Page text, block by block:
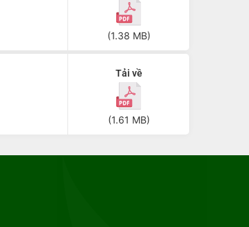
(1.38 MB)
Tải về
(1.61 MB)